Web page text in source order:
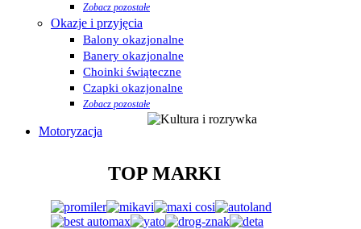
Zobacz pozostałe
Okazje i przyjęcia
Balony okazjonalne
Banery okazjonalne
Choinki świąteczne
Czapki okazjonalne
Zobacz pozostałe
Motoryzacja
TOP MARKI